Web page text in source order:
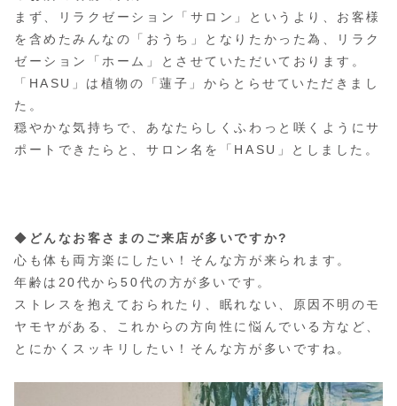
まず、リラクゼーション「サロン」というより、お客様
を含めたみんなの「おうち」となりたかった為、リラク
ゼーション「ホーム」とさせていただいております。
「HASU」は植物の「蓮子」からとらせていただきまし
た。
穏やかな気持ちで、あなたらしくふわっと咲くようにサ
ポートできたらと、サロン名を「HASU」としました。
◆ どんなお客さまのご来店が多いですか?
心も体も両方楽にしたい！そんな方が来られます。
年齢は20代から50代の方が多いです。
ストレスを抱えておられたり、眠れない、原因不明のモ
ヤモヤがある、これからの方向性に悩んでいる方など、
とにかくスッキリしたい！そんな方が多いですね。